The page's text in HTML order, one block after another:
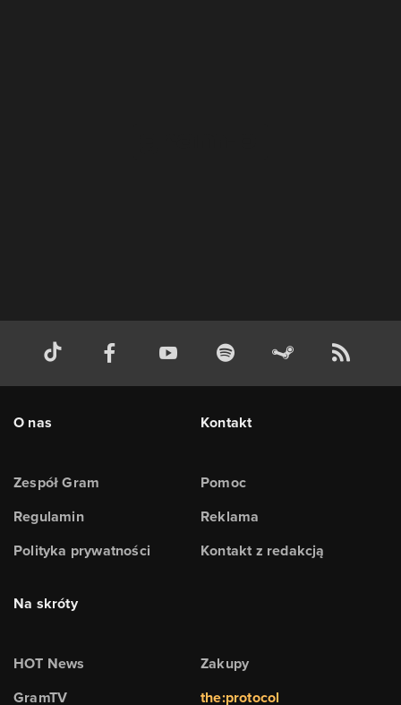
O nas
Zespół Gram
Regulamin
Polityka prywatności
Kontakt
Pomoc
Reklama
Kontakt z redakcją
Na skróty
HOT News
GramTV
Zakupy
the:protocol